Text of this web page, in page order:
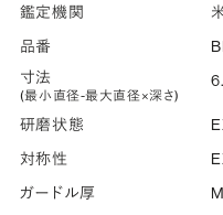
詳しく見る
鑑定機関
品番
寸法
(最小直径-最大直径×深さ)
研磨状態
対称性
ガードル厚